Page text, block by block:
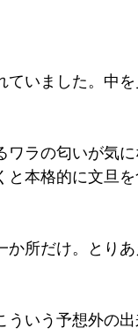
ていました。中
ワラの匂いが気に
と本格的に文旦を
か所だけ。とり
ういう予想外の出